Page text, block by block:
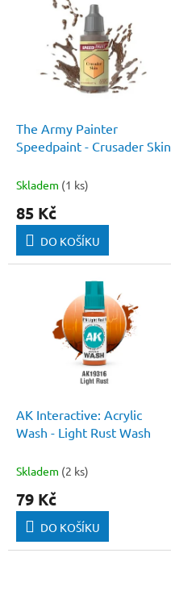
dThe Army Painter
Speedpaint - Crusader Skin
Skladem (1 ks)
85 Kč
DO KOŠÍKU
AK Interactive: Acrylic
Wash - Light Rust Wash
Skladem (2 ks)
79 Kč
DO KOŠÍKU